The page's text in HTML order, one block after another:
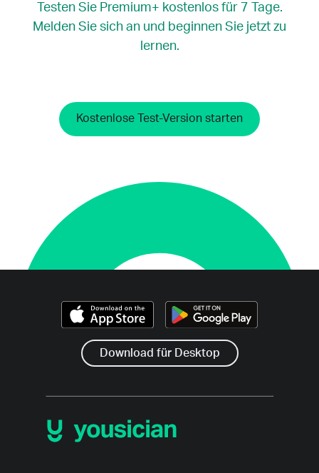
Testen Sie Premium+ kostenlos für 7 Tage.
Melden Sie sich an und beginnen Sie jetzt zu
lernen.
Kostenlose Test-Version starten
Download für Desktop